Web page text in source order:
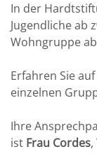
In der
Jugendliche ab
Wohngruppe
Erfahren Sie
einzelnen
Ihre
ist Frau Cordes,